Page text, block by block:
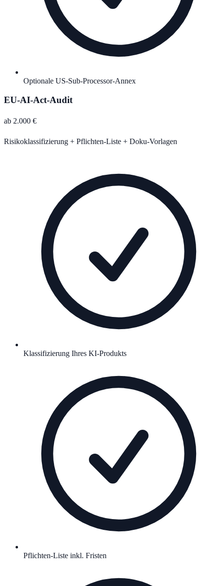
Optionale US-Sub-Processor-Annex
EU-AI-Act-Audit
ab 2.000 €
Risikoklassifizierung + Pflichten-Liste + Doku-Vorlagen
Klassifizierung Ihres KI-Produkts
Pflichten-Liste inkl. Fristen